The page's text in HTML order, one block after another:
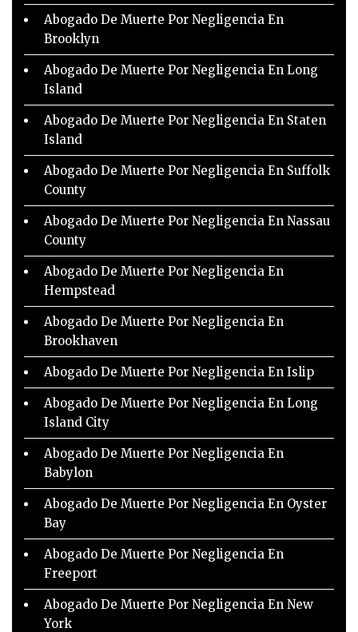
Abogado De Muerte Por Negligencia En
Brooklyn
Abogado De Muerte Por Negligencia En Long
Island
Abogado De Muerte Por Negligencia En Staten
Island
Abogado De Muerte Por Negligencia En Suffolk
County
Abogado De Muerte Por Negligencia En Nassau
County
Abogado De Muerte Por Negligencia En
Hempstead
Abogado De Muerte Por Negligencia En
Brookhaven
Abogado De Muerte Por Negligencia En Islip
Abogado De Muerte Por Negligencia En Long
Island City
Abogado De Muerte Por Negligencia En
Babylon
Abogado De Muerte Por Negligencia En Oyster
Bay
Abogado De Muerte Por Negligencia En
Freeport
Abogado De Muerte Por Negligencia En New
York